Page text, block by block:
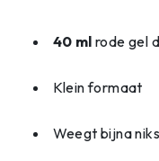
40 ml rode gel
Klein formaat
Weegt bijna